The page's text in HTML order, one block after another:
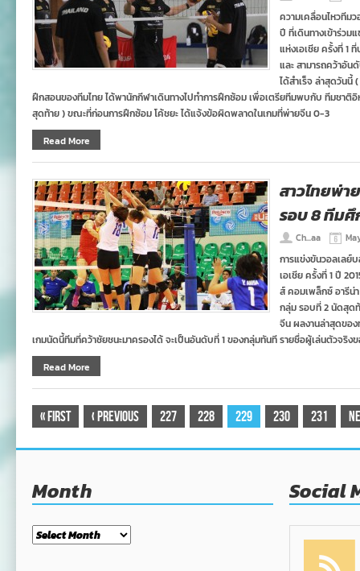
ความเคลื่อนไหวทีม
ปี ที่เดินทางเข้าร่วม
แห่งเอเชีย ครั้งที่ 1
และ สามารถคว้าอัน
ได้สำเร็จ ล่าสุดวัน
ฝึกสอนของทีมไทย ได้พานักกีฬาเดินทางไปทำการฝึกซ้อม เพื่อเตรียทีมพบกับ ทีมชาติ
สุดท้าย ) ขณะที่ก่อนการฝึกซ้อม โค้ชยะ ได้แจ้งข้อผิดพลาดในเกมที่พ่ายจีน 0-3
Read More
สาวไทยพ่า
รอบ 8 ทีม
Ch...aa
การแข่งขันวอลเลย์
เอเชีย ครั้งที่ 1 ปี
ส์ คอมเพล็กซ์ อารีน่
กลุ่ม รอบที่ 2 นัดสุด
จีน ผลงานล่าสุดของ
เกมนัดนี้ทีมที่คว้าชัยชนะมาครองได้ จะเป็นอันดับที่ 1 ของกลุ่มทันที รายชื่อผู้เล่นตัวจริง
Read More
« First ‹ Previous 227 228 229 230 231
Month
Month
Social